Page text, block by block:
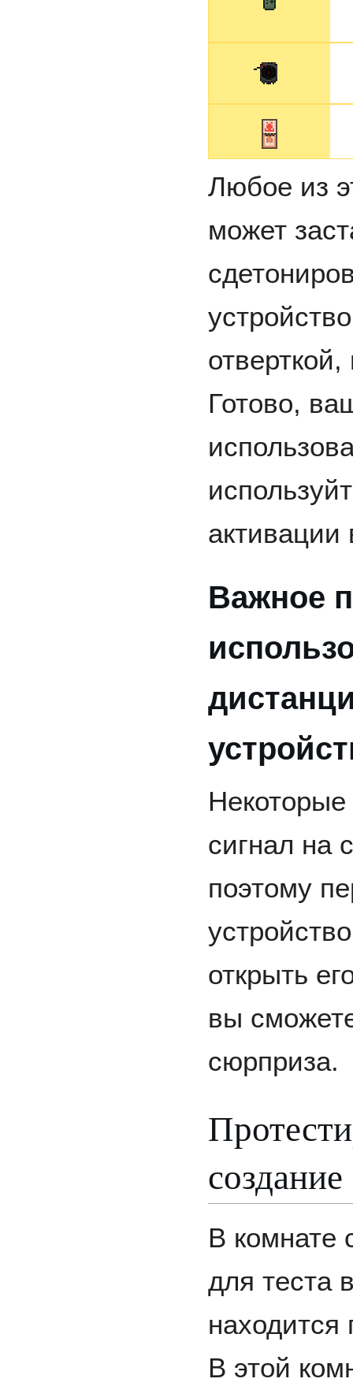
Любое из
может
Готово,
активации
Важное
сигнал на
поэтому
открыть
вы
сюрприза.
создание
В комнате
для теста
находится
В этой